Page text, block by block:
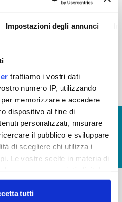
Impostazioni degli annunci
trattiamo i vostri dati
numero IP, utilizzando
memorizzare e accedere
dispositivo al fine di
personalizzati, misurare
il pubblico e sviluppare
di scegliere chi utilizza i
Le vostre scelte in materia di
scelte. È possibile
consenso in qualsiasi
tutti
2009 2008
‹ precedente 2
GLOSSARIO
GIUDICA IL SERVIZIO
LAVORA CON NOI